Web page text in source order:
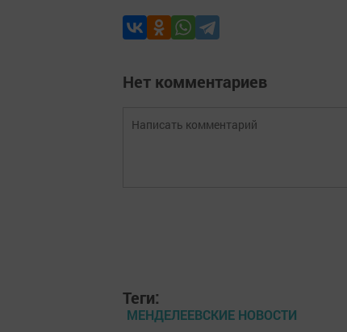
Нет комментариев
Теги:
МЕНДЕЛЕЕВСКИЕ НОВОСТИ